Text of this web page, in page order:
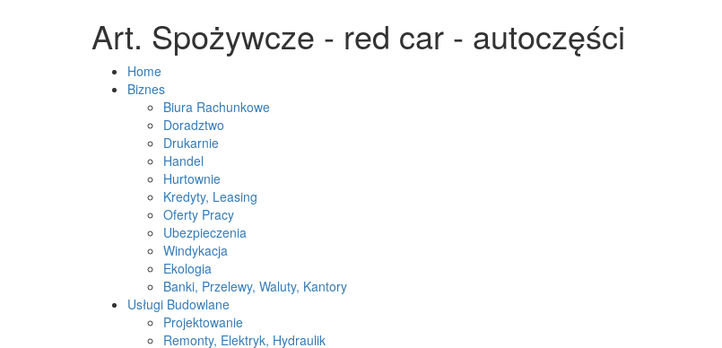
Art. Spożywcze - red car - autoczęści
Home
Biznes
Biura Rachunkowe
Doradztwo
Drukarnie
Handel
Hurtownie
Kredyty, Leasing
Oferty Pracy
Ubezpieczenia
Windykacja
Ekologia
Banki, Przelewy, Waluty, Kantory
Usługi Budowlane
Projektowanie
Remonty, Elektryk, Hydraulik